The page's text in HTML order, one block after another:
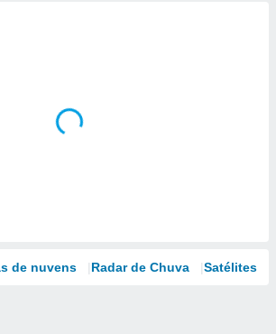
de nuvens Radar de Chuva Satélites